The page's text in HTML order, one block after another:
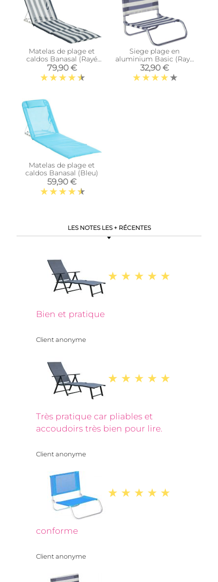
Matelas de plage et
caldos Banasal (Rayé
bleu)
79,90 €
Siege plage en
aluminium Basic (Rayé
bleu)
32,90 €
Matelas de plage et
caldos Banasal (Bleu)
59,90 €
LES NOTES LES + RÉCENTES
Bien et pratique
Client anonyme
Très pratique car pliables et
accoudoirs très bien pour lire.
Client anonyme
conforme
Client anonyme